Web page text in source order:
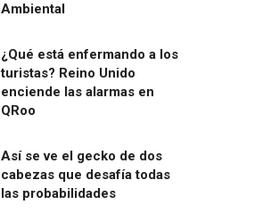
Ambiental
¿Qué está enfermando a los
turistas? Reino Unido
enciende las alarmas en
QRoo
Así se ve el gecko de dos
cabezas que desafía todas
las probabilidades